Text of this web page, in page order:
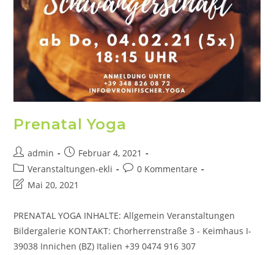
Prenatal Yoga
admin
Februar 4, 2021
Veranstaltungen-ekli
0 Kommentare
Mai 20, 2021
PRENATAL YOGA INHALTE: Allgemein Veranstaltungen
Bildergalerie KONTAKT: Chorherrenstraße 3 - Keimhaus I-
39038 Innichen (BZ) Italien +39 0474 916 307